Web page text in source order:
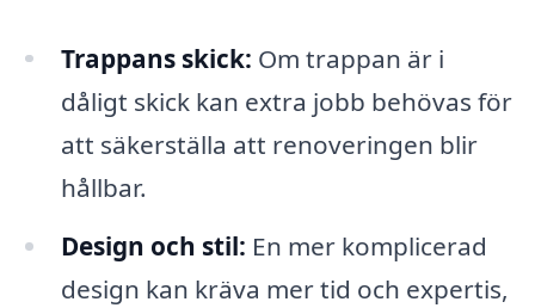
Trappans skick: Om trappan är i
dåligt skick kan extra jobb behövas för
att säkerställa att renoveringen blir
hållbar.
Design och stil: En mer komplicerad
design kan kräva mer tid och expertis,